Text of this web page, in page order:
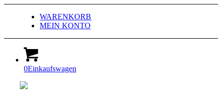
WARENKORB
MEIN KONTO
0Einkaufswagen